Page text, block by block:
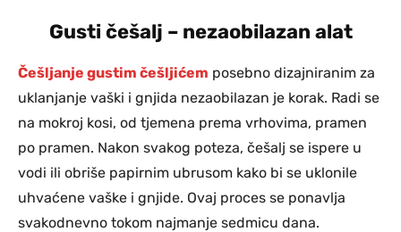
Gusti češalj – nezaobilazan alat
Češljanje gustim češljićem posebno dizajniranim za
uklanjanje vaški i gnjida nezaobilazan je korak. Radi se
na mokroj kosi, od tjemena prema vrhovima, pramen
po pramen. Nakon svakog poteza, češalj se ispere u
vodi ili obriše papirnim ubrusom kako bi se uklonile
uhvaćene vaške i gnjide. Ovaj proces se ponavlja
svakodnevno tokom najmanje sedmicu dana.